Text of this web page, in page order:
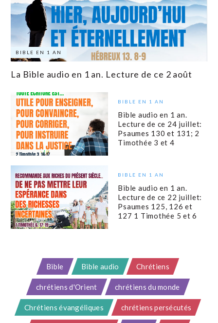
BIBLE EN 1 AN
La Bible audio en 1 an. Lecture de ce 2 août
BIBLE EN 1 AN
Bible audio en 1 an.
Lecture de ce 24 juillet:
Psaumes 130 et 131; 2
Timothée 3 et 4
BIBLE EN 1 AN
Bible audio en 1 an.
Lecture de ce 22 juillet:
Psaumes 125, 126 et
127 1 Timothée 5 et 6
Bible Bible audio Chrétiens
chrétiens d'Orient chrétiens du monde
Chrétiens évangéliques chrétiens persécutés